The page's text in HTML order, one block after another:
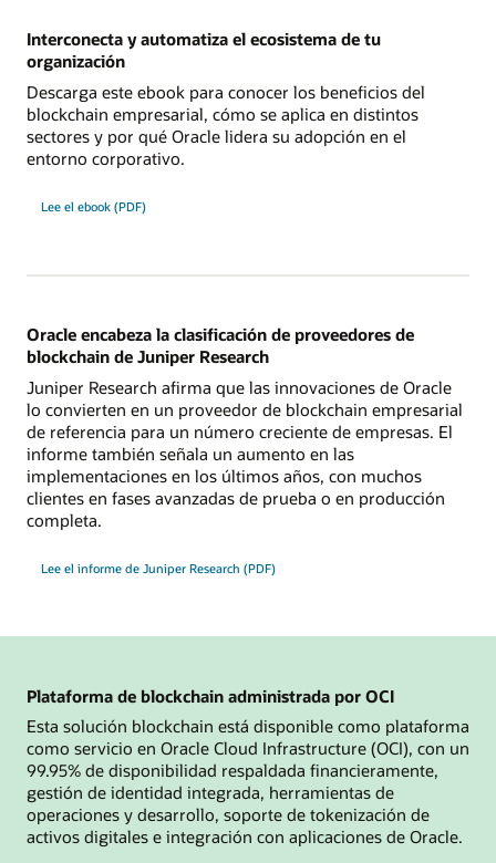
Interconecta y automatiza el ecosistema de tu
organización
Descarga este ebook para conocer los beneficios del
blockchain empresarial, cómo se aplica en distintos
sectores y por qué Oracle lidera su adopción en el
entorno corporativo.
Lee el ebook (PDF)
Oracle encabeza la clasificación de proveedores de
blockchain de Juniper Research
Juniper Research afirma que las innovaciones de Oracle
lo convierten en un proveedor de blockchain empresarial
de referencia para un número creciente de empresas. El
informe también señala un aumento en las
implementaciones en los últimos años, con muchos
clientes en fases avanzadas de prueba o en producción
completa.
Lee el informe de Juniper Research (PDF)
Plataforma de blockchain administrada por OCI
Esta solución blockchain está disponible como plataforma
como servicio en Oracle Cloud Infrastructure (OCI), con un
99.95% de disponibilidad respaldada financieramente,
gestión de identidad integrada, herramientas de
operaciones y desarrollo, soporte de tokenización de
activos digitales e integración con aplicaciones de Oracle.